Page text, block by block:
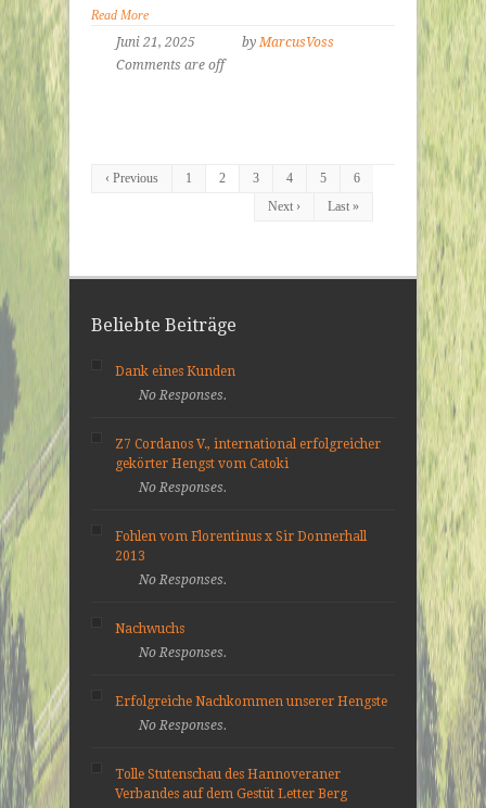
Read More
Juni 21, 2025
byMarcusVoss
Comments are off
‹ Previous 1 2 3 4 5
6
Next ›
Last »
Beliebte Beiträge
Dank eines Kunden
No Responses.
Z7 Cordanos V., international erfolgreicher
gekörter Hengst vom Catoki
No Responses.
Fohlen vom Florentinus x Sir Donnerhall
2013
No Responses.
Nachwuchs
No Responses.
Erfolgreiche Nachkommen unserer Hengste
No Responses.
Tolle Stutenschau des Hannoveraner
Verbandes auf dem Gestüt Letter Berg